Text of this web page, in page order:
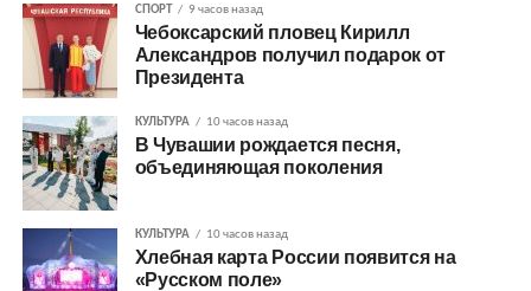
СПОРТ 9 часов назад
Чебоксарский пловец Кирилл
Александров получил подарок от
Президента
КУЛЬТУРА 10 часов назад
В Чувашии рождается песня,
объединяющая поколения
КУЛЬТУРА 10 часов назад
Хлебная карта России появится на
«Русском поле»